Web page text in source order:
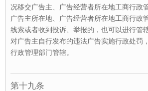
况移交广告主、广告经营者所在地工商行政
广告主所在地、广告经营者所在地工商行政
线索或者收到投诉、举报的，也可以进行管辖
对广告主自行发布的违法广告实施行政处罚
行政管理部门管辖。
第十九条